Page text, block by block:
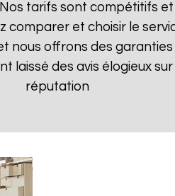
tarifs sont compétitifs
et choisir le
nous offrons des
laissé des avis élogieux
réputation